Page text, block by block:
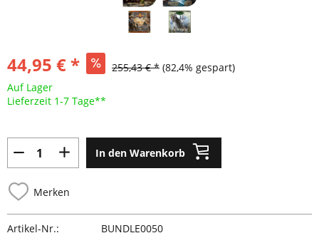
44,95 € * 255,43 € * (82,4% gespart)
Auf Lager
Lieferzeit 1-7 Tage**
In den Warenkorb
Merken
Artikel-Nr.:
BUNDLE0050